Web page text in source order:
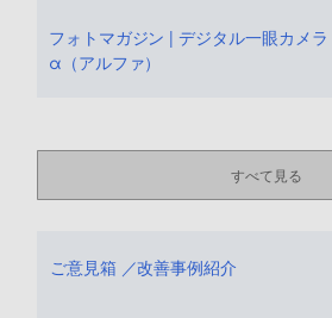
フォトマガジン | デジタル一眼カメラ
α（アルファ）
すべて見る
ご意見箱 ／改善事例紹介